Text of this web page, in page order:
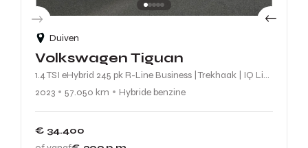
Duiven
Volkswagen Tiguan
1.4 TSI eHybrid 245 pk R-Line Business | Trekhaak | IQ Light | Stuur-/stoelverwarming | Achteruitrijcamera
2023
57.050 km Hybride benzine
€ 34.400